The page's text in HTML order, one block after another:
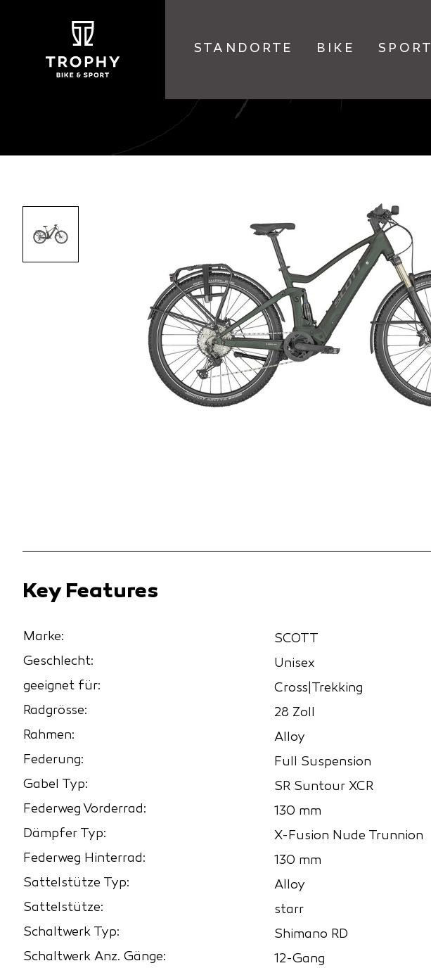
STANDORTE BIKE SPORT
Key Features
Marke:
SCOTT
Geschlecht:
Unisex
geeignet für:
Cross|Trekking
Radgrösse:
28 Zoll
Rahmen:
Alloy
Federung:
Full Suspension
Gabel Typ:
SR Suntour XCR
Federweg Vorderrad:
130 mm
Dämpfer Typ:
X-Fusion Nude Trunnion
Federweg Hinterrad:
130 mm
Sattelstütze Typ:
Alloy
Sattelstütze:
starr
Schaltwerk Typ:
Shimano RD
Schaltwerk Anz. Gänge:
12-Gang